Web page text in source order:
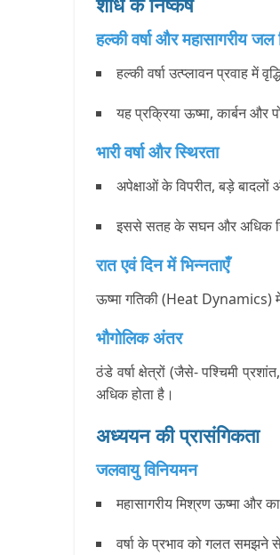
हल्की वर्षा और महासागरीय
हल्की वर्षा उत्प्लावन प्रवाह में
यह प्रक्रिया ऊष्मा, कार्बन और
भारी वर्षा और स्थिरता
अपेक्षाओं के विपरीत, बड़े
इससे सतह के सघन और अधिक
रात एवं दिन में भिन्नताएँ
ऊष्मा गतिकी (Heat Dynamics) में
भौगोलिक अंतर
ठंडे वर्षा क्षेत्रों (जैसे- पश्चिमी
अधिक होता है।
अध्ययन की प्रासंगिकता
जलवायु विनियमन
महासागरीय मिश्रण ऊष्मा और
वर्षा के प्रभाव को गलत समझने